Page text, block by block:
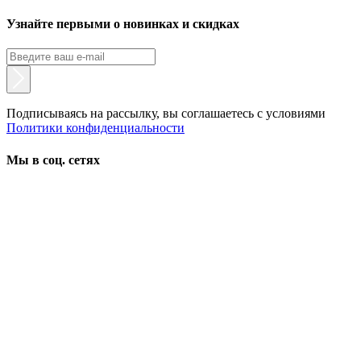
Узнайте первыми о новинках и скидках
Подписываясь на рассылку, вы соглашаетесь с условиями
Политики конфиденциальности
Мы в соц. сетях